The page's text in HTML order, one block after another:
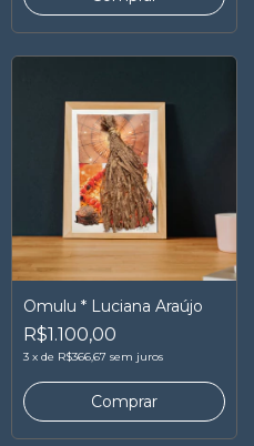
Omulu * Luciana Araújo
R$1.100,00
3 x de R$366,67 sem juros